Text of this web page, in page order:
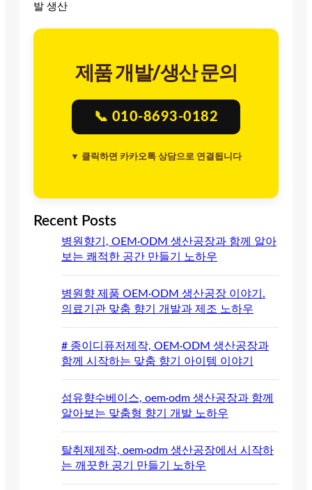
발 생산
제품 개발/생산 문의
📞 010-8693-0182
▼ 클릭하면 카카오톡 상담으로 연결됩니다
Recent Posts
병원향기, OEM·ODM 생산공장과 함께 알아
보는 쾌적한 공간 만들기 노하우
병원향 제품 OEM·ODM 생산공장 이야기.
의료기관 맞춤 향기 개발과 제조 노하우
# 종이디퓨저제작, OEM·ODM 생산공장과
함께 시작하는 맞춤 향기 아이템 이야기
섬유향수베이스, oem·odm 생산공장과 함께
알아보는 맞춤형 향기 개발 노하우
탈취제제작, oem·odm 생산공장에서 시작하
는 깨끗한 공기 만들기 노하우